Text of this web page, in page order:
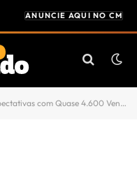
ANUNCIE AQUI NO CM
4.600 Vendas e Ameaça SUVs Tradicionais no Brasil